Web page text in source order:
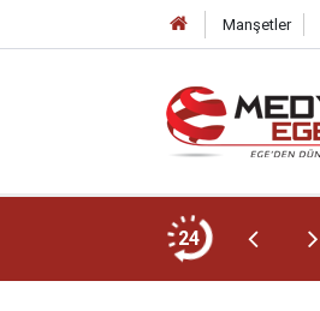
Manşetler
24
kent için sıkı takip!